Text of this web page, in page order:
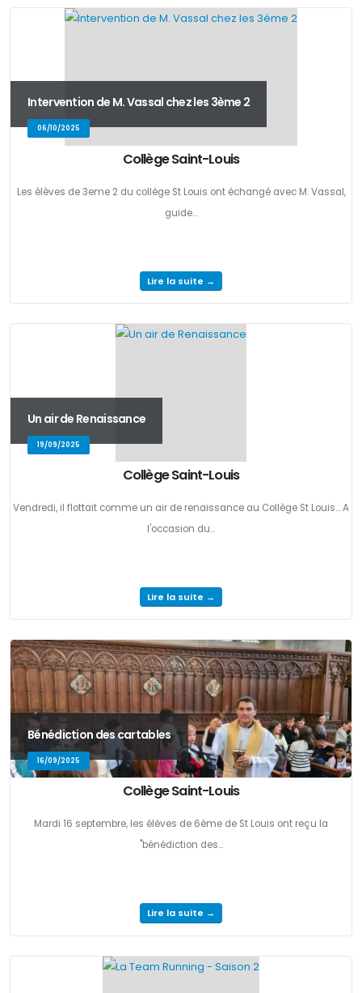
Intervention de M. Vassal chez les 3ème 2
06/10/2025
Collège Saint-Louis
Les élèves de 3eme 2 du collège St Louis ont échangé avec M. Vassal,
guide...
Lire la suite →
Un air de Renaissance
19/09/2025
Collège Saint-Louis
Vendredi, il flottait comme un air de renaissance au Collège St Louis... A
l'occasion du...
Lire la suite →
Bénédiction des cartables
16/09/2025
Collège Saint-Louis
Mardi 16 septembre, les élèves de 6ème de St Louis ont reçu la
"bénédiction des...
Lire la suite →